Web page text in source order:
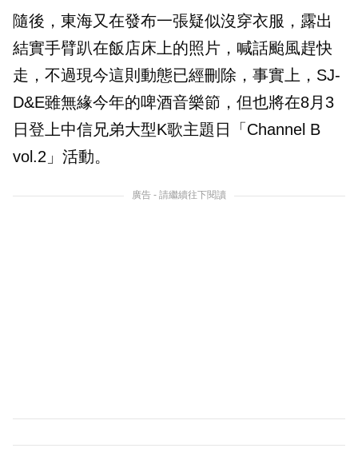
隨後，東海又在發布一張疑似沒穿衣服，露出
結實手臂趴在飯店床上的照片，喊話颱風趕快
走，不過現今這則動態已經刪除，事實上，SJ-
D&E雖無緣今年的啤酒音樂節，但也將在8月3
日登上中信兄弟大型K歌主題日「Channel B
vol.2」活動。
廣告 - 請繼續往下閱讀